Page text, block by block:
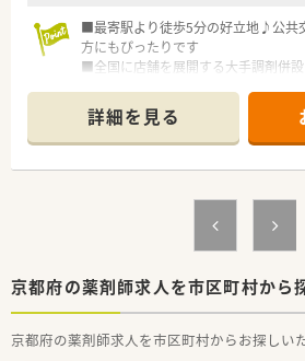
■最寄駅より徒歩5分の好立地♪公共
方にもぴったりです
■全国に店舗を展開する大手調剤併
■皮膚科の処方箋をメインに応需！薬
詳細を見る
京都府の薬剤師求人を市区町村から
京都府の薬剤師求人を市区町村からお探しい